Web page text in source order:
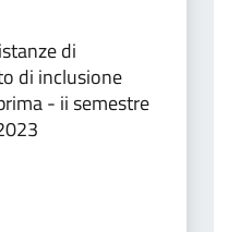
di
di inclusione
- ii semestre